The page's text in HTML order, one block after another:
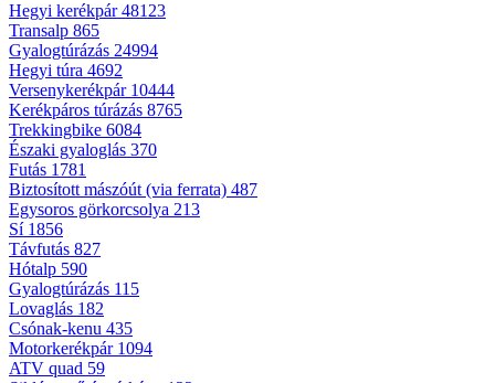
Hegyi kerékpár48123
Transalp 865
Gyalogtúrázás 24994
Hegyi túra 4692
Versenykerékpár 10444
Kerékpáros túrázás 8765
Trekkingbike 6084
Északi gyaloglás 370
Futás 1781
Biztosított mászóút (via ferrata) 487
Egysoros görkorcsolya 213
Sí 1856
Távfutás 827
Hótalp 590
Gyalogtúrázás 115
Lovaglás 182
Csónak-kenu 435
Motorkerékpár 1094
ATV quad 59